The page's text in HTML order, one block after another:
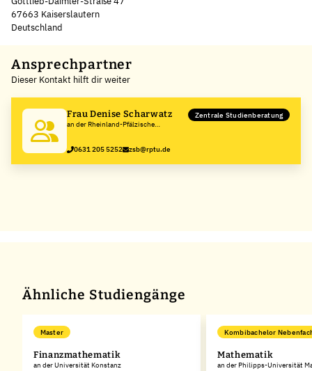
67663 Kaiserslautern
Deutschland
+
−
Ansprechpartner
Dieser Kontakt hilft dir weiter
Frau Denise Scharwatz
an der Rheinland-Pfälzische
Zentrale Studienberatung
0631 205 5252 zsb@rptu.de
Ähnliche Studiengänge
Master
Finanzmathematik
an der Universität Konstanz
Kombibachelor
Mathematik
an der Philipps-Universität